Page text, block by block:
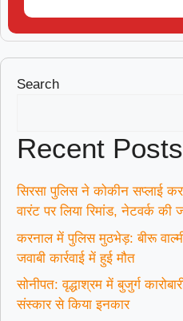
Search
Recent Posts
सिरसा पुलिस ने कोकीन सप्लाई
वारंट पर लिया रिमांड, नेटवर्क
करनाल में पुलिस मुठभेड़: बीरू
जवाबी कार्रवाई में हुई मौत
सोनीपत: वृद्धाश्रम में बुजुर्ग
संस्कार से किया इनकार